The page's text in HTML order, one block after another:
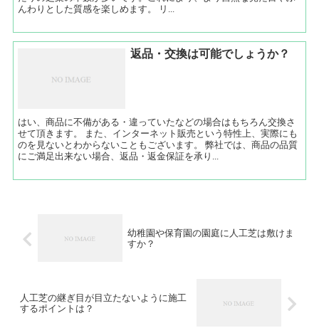
んわりとした質感を楽しめます。 リ...
返品・交換は可能でしょうか？
はい、商品に不備がある・違っていたなどの場合はもちろん交換さ
せて頂きます。 また、インターネット販売という特性上、実際にも
のを見ないとわからないこともございます。 弊社では、商品の品質
にご満足出来ない場合、返品・返金保証を承り...
幼稚園や保育園の園庭に人工芝は敷けま
すか？
人工芝の継ぎ目が目立たないように施工
するポイントは？